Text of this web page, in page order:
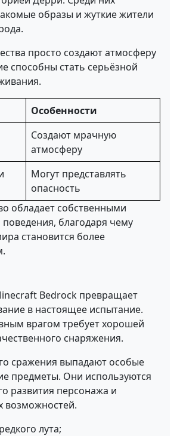
образы и жуткие жители
просто создают атмосферу
способны стать серьёзной
Особенности
Создают мрачную
атмосферу
Могут представлять
опасность
обладает собственными
благодаря чему
становится более
Bedrock превращает
в настоящее испытание.
врагом требует хорошей
снаряжения.
сражения выпадают особые
предметы. Они используются
развития персонажа и
возможностей.
лута;